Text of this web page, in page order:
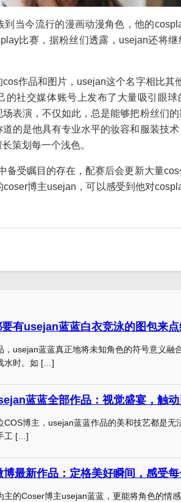
到当今流行的漫画动漫角色，他的
比赛，据粉丝们透露，usejan还将继
作品和图片，usejan这个名字相比其
的社交媒体账号上发布了大量吸引眼球
表演，不仅如此，总是能够把粉丝们
的是他具有专业水平的妆容和服装技
策划每一个浅色。
备受瞩目的存在，配赛后会更新大量
博主usejan，可以感受到他对
有usejan蓝蓝白衣竞泳的图包来
，usejan蓝蓝真正地将未知角色的符号意义融
水时。如 […]
蓝蓝全部作品：视觉盛宴，触动
COS博主，usejan蓝蓝作品的美和技艺都是无
工 […]
主的Coser博主usejan蓝蓝，更能将角色的情